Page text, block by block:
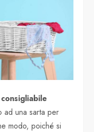
ad una sarta per
modo, poiché si